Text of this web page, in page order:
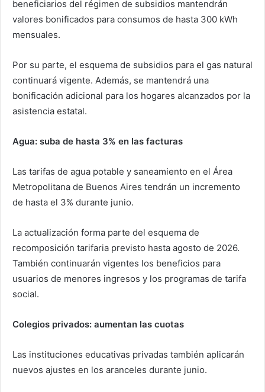
beneficiarios del régimen de subsidios mantendrán
valores bonificados para consumos de hasta 300 kWh
mensuales.
Por su parte, el esquema de subsidios para el gas natural
continuará vigente. Además, se mantendrá una
bonificación adicional para los hogares alcanzados por la
asistencia estatal.
Agua: suba de hasta 3% en las facturas
Las tarifas de agua potable y saneamiento en el Área
Metropolitana de Buenos Aires tendrán un incremento
de hasta el 3% durante junio.
La actualización forma parte del esquema de
recomposición tarifaria previsto hasta agosto de 2026.
También continuarán vigentes los beneficios para
usuarios de menores ingresos y los programas de tarifa
social.
Colegios privados: aumentan las cuotas
Las instituciones educativas privadas también aplicarán
nuevos ajustes en los aranceles durante junio.